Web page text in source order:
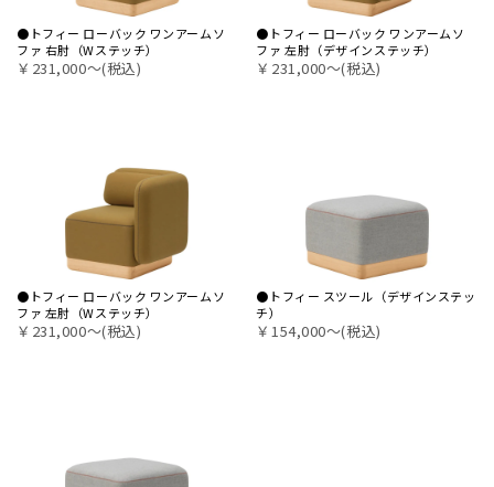
●トフィー ローバック ワンアームソ
ファ 右肘（Wステッチ）
￥231,000〜(税込)
●トフィー ローバック ワンアームソ
ファ 左肘（デザインステッチ）
￥231,000〜(税込)
●トフィー ローバック ワンアームソ
ファ 左肘（Wステッチ）
￥231,000〜(税込)
●トフィー スツール（デザインステッ
チ）
￥154,000〜(税込)